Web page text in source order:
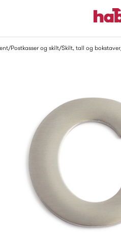
Postkasser og skilt Skilt, tall og bokstaver